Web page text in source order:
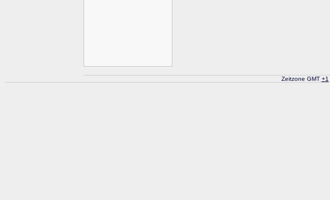
Zeitzone GMT +1